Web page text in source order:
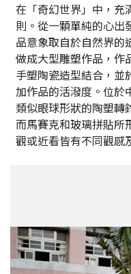
在「奇幻世界」中，充
則。從一顆單純的心出
品意象取自於自然界的
做成大型雕塑作品，作
手塑陶瓷造型結合，並
加作品的活潑度。位於
類似眼球形狀的陶塑轉
而馬賽克和玻璃拼貼所
觀或近看皆有不同觀感